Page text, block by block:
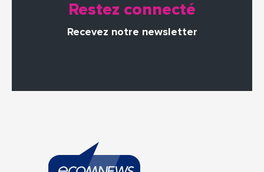
Restez connecté
Recevez notre newsletter